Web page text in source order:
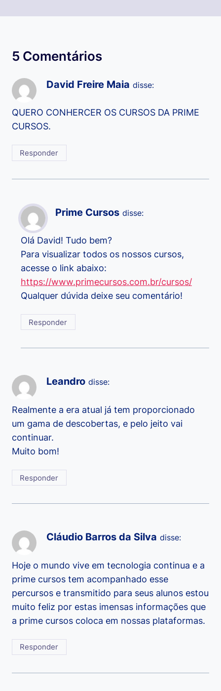
5 Comentários
David Freire Maia disse:
QUERO CONHERCER OS CURSOS DA PRIME
CURSOS.
Responder
Prime Cursos disse:
Olá David! Tudo bem?
Para visualizar todos os nossos cursos,
acesse o link abaixo:
https://www.primecursos.com.br/cursos/
Qualquer dúvida deixe seu comentário!
Responder
Leandro disse:
Realmente a era atual já tem proporcionado
um gama de descobertas, e pelo jeito vai
continuar.
Muito bom!
Responder
Cláudio Barros da Silva disse:
Hoje o mundo vive em tecnologia continua e a
prime cursos tem acompanhado esse
percursos e transmitido para seus alunos estou
muito feliz por estas imensas informações que
a prime cursos coloca em nossas plataformas.
Responder